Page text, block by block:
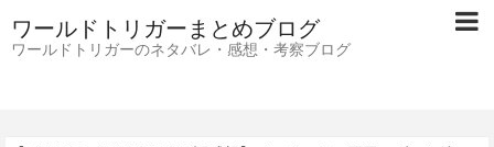
ワールドトリガーまとめブログ
ワールドトリガーのネタバレ・感想・考察ブログ